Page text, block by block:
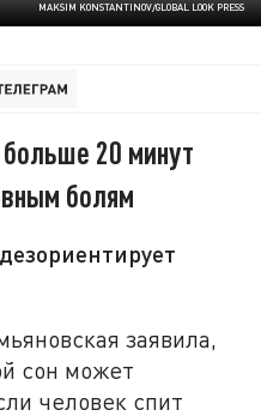
MAKSIM KONSTANTINOV/GLOBAL LOOK PRESS
20 минут
болям
заявила,
сон может
человек спит